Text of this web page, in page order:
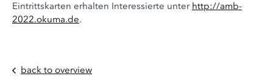
Eintrittskarten erhalten Interessierte unter http://amb-
2022.okuma.de.
back to overview